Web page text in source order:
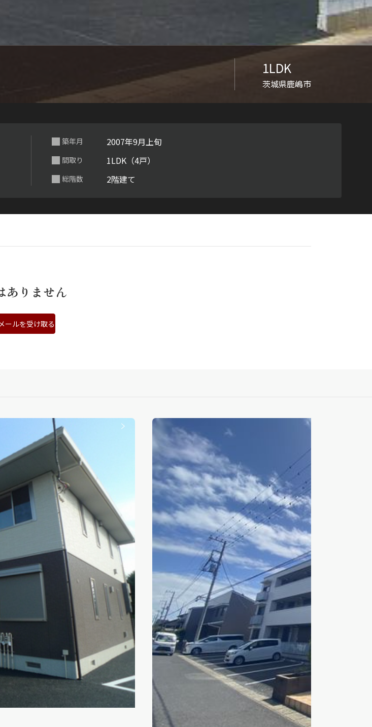
1LDK
茨城県鹿嶋市
築年月 2007年9月上旬
間取り 1LDK（4戸）
総階数 2階建て
ありません
ールを受け取る